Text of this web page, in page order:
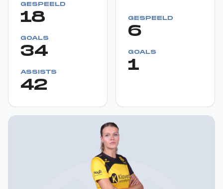
GESPEELD
18
GOALS
34
ASSISTS
42
GESPEELD
6
GOALS
1